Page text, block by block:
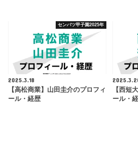
センバツ甲子園2025年
2025.3.18
【高松商業】山田圭介のプロフィ
ール・経歴
【西短
ール・